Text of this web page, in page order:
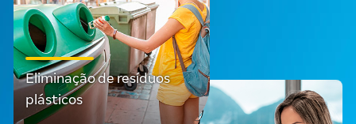
Eliminação de resíduos
plásticos